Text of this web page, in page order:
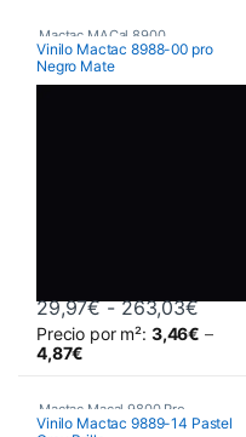
Mactac MACal 8900
Monoméricos
Vinilo Mactac 8988-00 pro
Negro Mate
29,97€ - 263,03€
Precio por m²: 3,46€ –
4,87€
Este producto tiene
Mactac Macal 9800 Pro
Vinilo Mactac 9889-14 Pastel